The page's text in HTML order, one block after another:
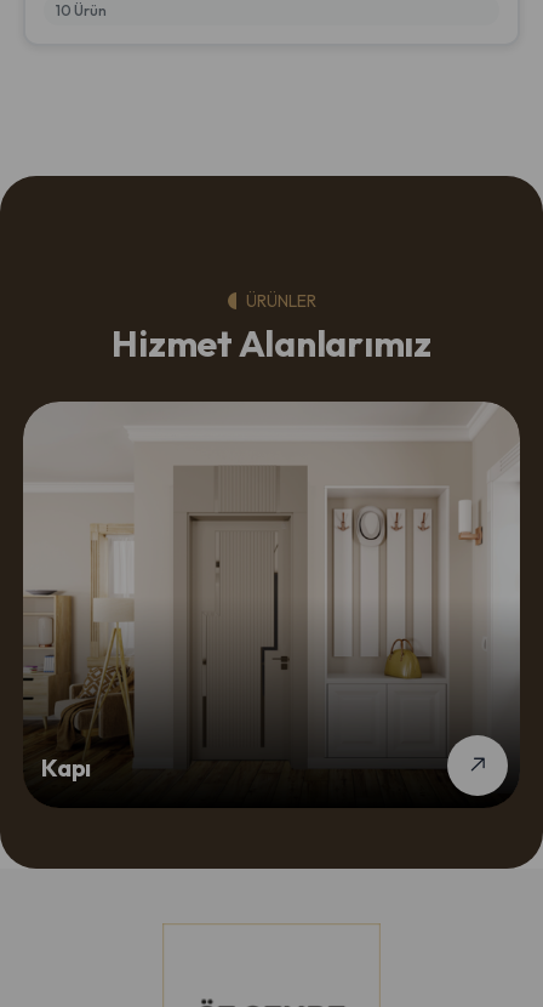
10 Ürün
ÜRÜNLER
Hizmet Alanlarımız
Kapı